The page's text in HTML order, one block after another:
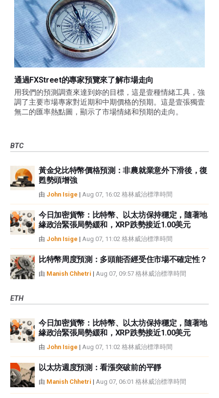
通過FXStreet的專家預覽來了解市場走向
用我們的預測調查來達到妳的目標，這是壹種情緒工具，強
調了主要市場專家對近期和中期價格的預期。這是壹張獨壹
無二的匯率熱點圖，顯示了市場情緒和預期的走向。
BTC
黃金兌比特幣價格預測：非農就業意外下滑後，復
甦勢頭增強
由 John Isige | Aug 07, 16:02 格林威治標準時間
今日加密貨幣：比特幣、以太坊保持穩定，隨著地
緣政治緊張局勢緩和，XRP跌勢接近1.00美元
由 John Isige | Aug 07, 11:02 格林威治標準時間
比特幣周度預測：多頭能否經受住市場不確定性？
由 Manish Chhetri | Aug 07, 09:57 格林威治標準時間
ETH
今日加密貨幣：比特幣、以太坊保持穩定，隨著地
緣政治緊張局勢緩和，XRP跌勢接近1.00美元
由 John Isige | Aug 07, 11:02 格林威治標準時間
以太坊週度預測：看漲突破前的平靜
由 Manish Chhetri | Aug 07, 06:01 格林威治標準時間